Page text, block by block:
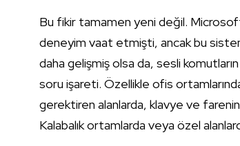
Bu fikir tamamen yeni değil.
deneyim vaat etmişti, ancak bu
daha gelişmiş olsa da, sesli
soru işareti. Özellikle ofis
gerektiren alanlarda, klavye ve
Kalabalık ortamlarda veya özel